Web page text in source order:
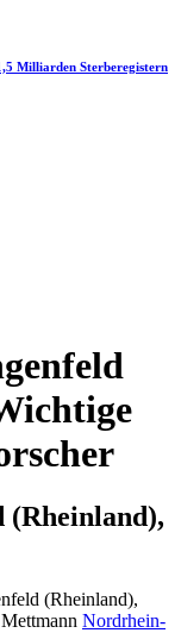
Milliarden Sterberegistern
(Rheinland),
(Rheinland),
Mettmann Nordrhein-